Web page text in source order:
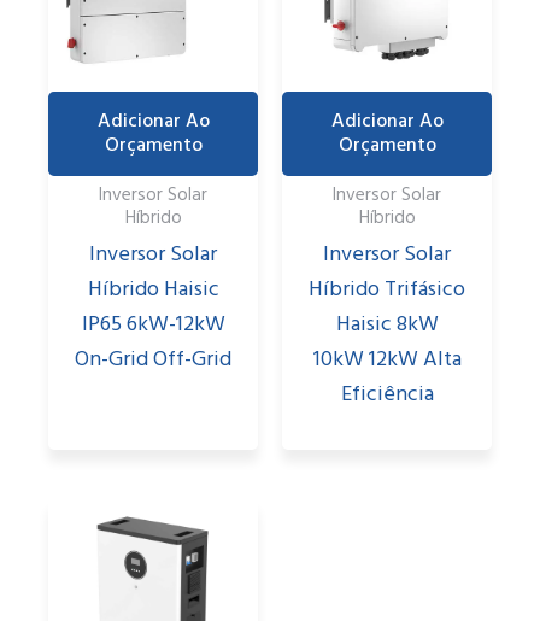
Adicionar Ao
Orçamento
Inversor Solar
Híbrido
Inversor Solar
Híbrido Haisic
IP65 6kW-12kW
On-Grid Off-Grid
Adicionar Ao
Orçamento
Inversor Solar
Híbrido
Inversor Solar
Híbrido Trifásico
Haisic 8kW
10kW 12kW Alta
Eficiência